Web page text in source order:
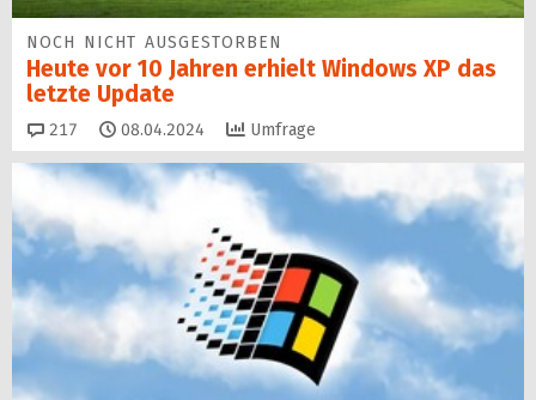
NOCH NICHT AUSGESTORBEN
Heute vor 10 Jahren erhielt Windows XP das
letzte Update
217 Kommentare
08.04.2024 Umfrage